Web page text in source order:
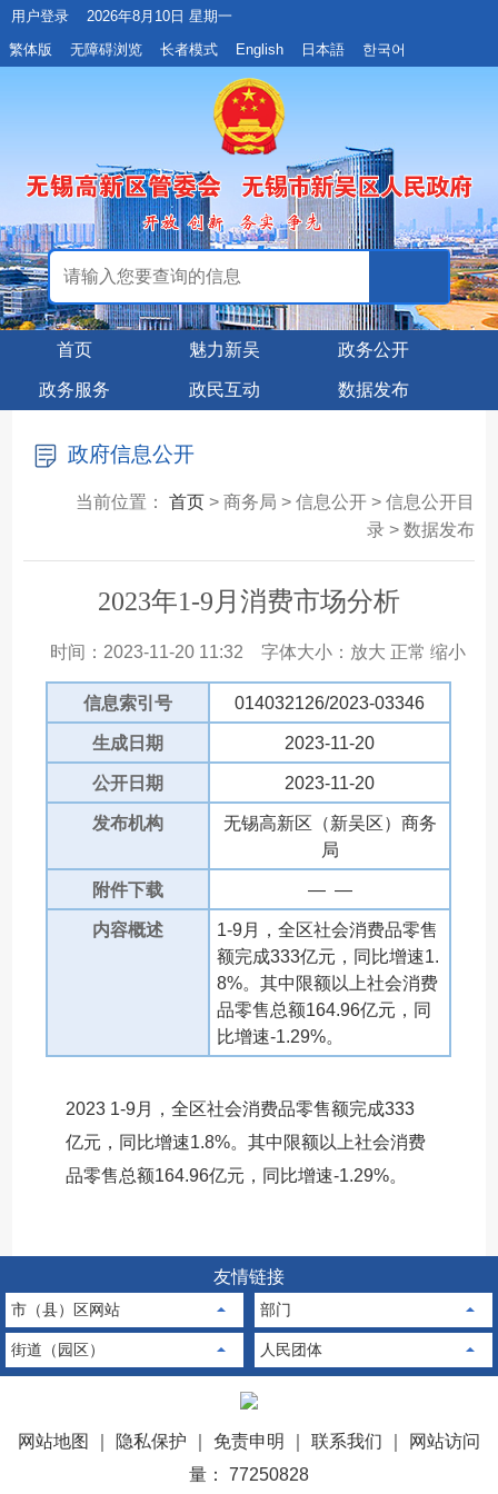
用户登录
2026年8月10日 星期一
繁体版
无障碍浏览 长者模式 English 日本語 한국어
首页 魅力新吴 政务公开
政务服务 政民互动 数据发布
政府信息公开
当前位置： 首页> 商务局 > 信息公开 > 信息公开目
录 > 数据发布
2023年1-9月消费市场分析
时间：2023-11-20 11:32 字体大小： 放大 正常 缩小
信息索引号 014032126/2023-03346
生成日期 2023-11-20
公开日期 2023-11-20
发布机构
无锡高新区（新吴区）商务
局
附件下载 — —
内容概述
1-9月，全区社会消费品零售
额完成333亿元，同比增速1.
8%。其中限额以上社会消费
品零售总额164.96亿元，同
比增速-1.29%。
2023 1-9月，全区社会消费品零售额完成333
亿元，同比增速1.8%。其中限额以上社会消费
品零售总额164.96亿元，同比增速-1.29%。
友情链接
市（县）区网站 部门
街道（园区） 人民团体
网站地图 隐私保护 免责申明 联系我们
网站访问
量： 77250828